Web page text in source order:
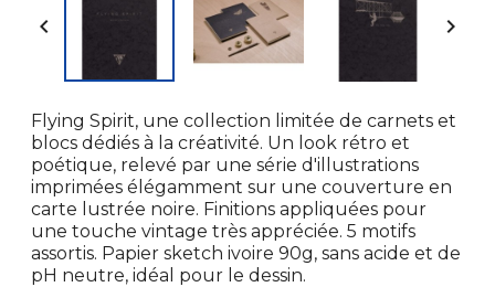
 
Flying Spirit, une collection limitée de carnets et
blocs dédiés à la créativité. Un look rétro et
poétique, relevé par une série d'illustrations
imprimées élégamment sur une couverture en
carte lustrée noire. Finitions appliquées pour
une touche vintage très appréciée. 5 motifs
assortis. Papier sketch ivoire 90g, sans acide et de
pH neutre, idéal pour le dessin.